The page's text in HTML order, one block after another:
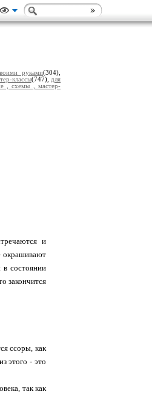
руками(304),
классы(747), для
, схемы , мастер-
и
окрашивают
в состоянии
закончится
ссоры, как
этого - это
так как